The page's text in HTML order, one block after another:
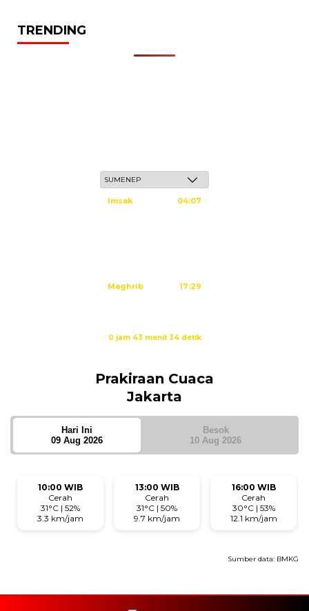
TRENDING
Imsak 04:07
Maghrib 17:29
0 jam 43 menit 34 detik
Prakiraan Cuaca
Jakarta
Hari Ini
09 Aug 2026
Besok
10 Aug 2026
10:00 WIB
Cerah
31°C | 52%
3.3 km/jam
13:00 WIB
Cerah
31°C | 50%
9.7 km/jam
16:00 WIB
Cerah
30°C | 53%
12.1 km/jam
Sumber data: BMKG